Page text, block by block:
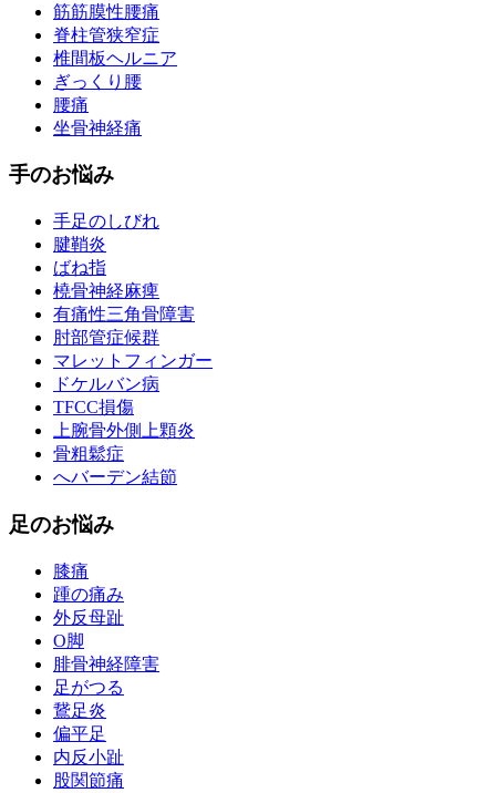
筋筋膜性腰痛
脊柱管狭窄症
椎間板ヘルニア
ぎっくり腰
腰痛
坐骨神経痛
手のお悩み
手足のしびれ
腱鞘炎
ばね指
橈骨神経麻痺
有痛性三角骨障害
肘部管症候群
マレットフィンガー
ドケルバン病
TFCC損傷
上腕骨外側上顆炎
骨粗鬆症
へバーデン結節
足のお悩み
膝痛
踵の痛み
外反母趾
О脚
腓骨神経障害
足がつる
鵞足炎
偏平足
内反小趾
股関節痛